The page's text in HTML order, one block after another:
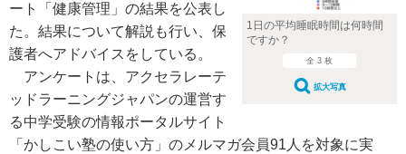
1日の平均睡眠時間は何時間
ですか？
全 3 枚
拡大写真
ート「健康管理」の結果を公表し
た。結果について解説も行い、保
護者へアドバイスをしている。
アンケートは、アクセラレーテ
ッドラーニングジャパンの運営す
る中学受験の情報ポータルサイト
「かしこい塾の使い方」のメルマガ会員91人を対象に実